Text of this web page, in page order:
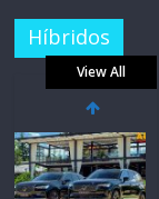
Híbridos
View All